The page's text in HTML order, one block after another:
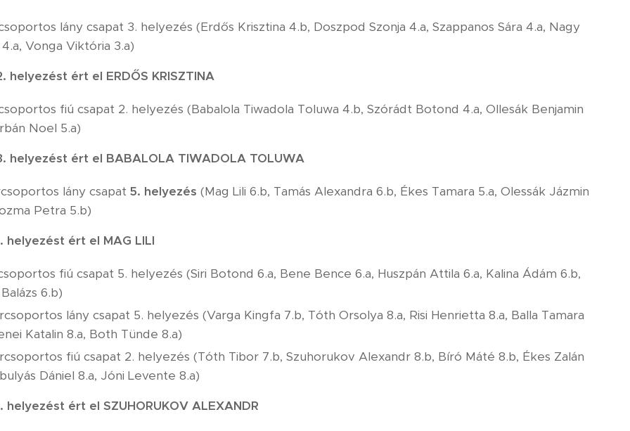
lány csapat 3. helyezés (Erdős Krisztina 4.b, Doszpod Szonja 4.a, Szappanos Sára 4.a, Nagy
Vonga Viktória 3.a)
helyezést ért el ERDŐS KRISZTINA
fiú csapat 2. helyezés (Babalola Tiwadola Toluwa 4.b, Szórádt Botond 4.a, Ollesák Benjamin
Noel 5.a)
helyezést ért el BABALOLA TIWADOLA TOLUWA
lány csapat 5. helyezés (Mag Lili 6.b, Tamás Alexandra 6.b, Ékes Tamara 5.a, Olessák Jázmin
Petra 5.b)
helyezést ért el MAG LILI
fiú csapat 5. helyezés (Siri Botond 6.a, Bene Bence 6.a, Huszpán Attila 6.a, Kalina Ádám 6.b,
6.b)
lány csapat 5. helyezés (Varga Kingfa 7.b, Tóth Orsolya 8.a, Risi Henrietta 8.a, Balla Tamara
Katalin 8.a, Both Tünde 8.a)
fiú csapat 2. helyezés (Tóth Tibor 7.b, Szuhorukov Alexandr 8.b, Bíró Máté 8.b, Ékes Zalán
Dániel 8.a, Jóni Levente 8.a)
helyezést ért el SZUHORUKOV ALEXANDR